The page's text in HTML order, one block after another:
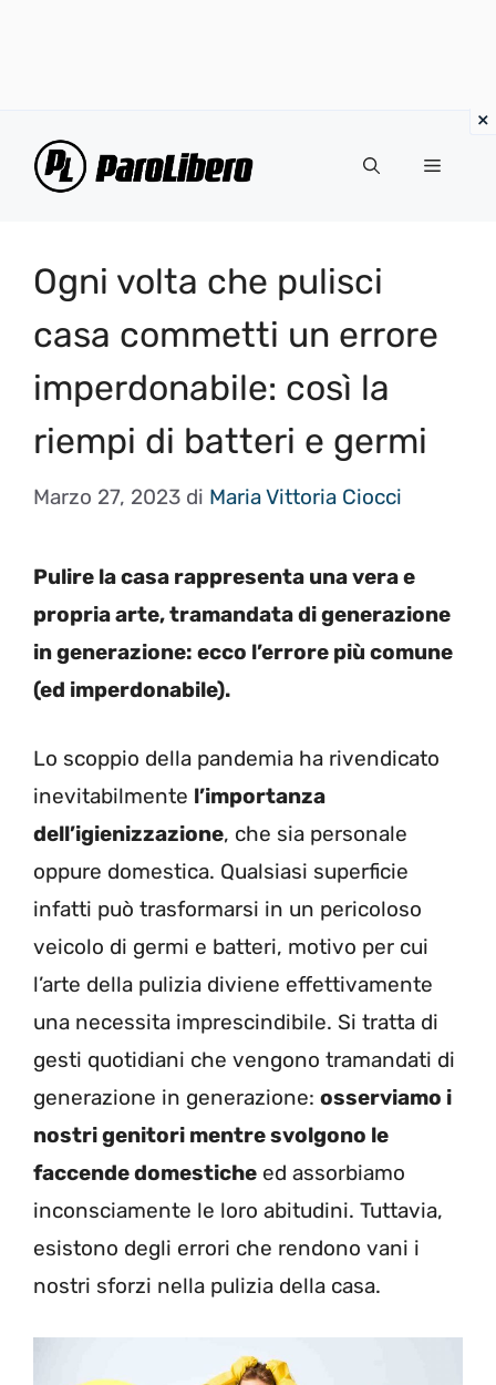
Menu
Ogni volta che pulisci
casa commetti un errore
imperdonabile: così la
riempi di batteri e germi
Marzo 27, 2023 di Maria Vittoria Ciocci
Pulire la casa rappresenta una vera e
propria arte, tramandata di generazione
in generazione: ecco l’errore più comune
(ed imperdonabile).
Lo scoppio della pandemia ha rivendicato
inevitabilmente l’importanza
dell’igienizzazione, che sia personale
oppure domestica. Qualsiasi superficie
infatti può trasformarsi in un pericoloso
veicolo di germi e batteri, motivo per cui
l’arte della pulizia diviene effettivamente
una necessita imprescindibile. Si tratta di
gesti quotidiani che vengono tramandati di
generazione in generazione: osserviamo i
nostri genitori mentre svolgono le
faccende domestiche ed assorbiamo
inconsciamente le loro abitudini. Tuttavia,
esistono degli errori che rendono vani i
nostri sforzi nella pulizia della casa.